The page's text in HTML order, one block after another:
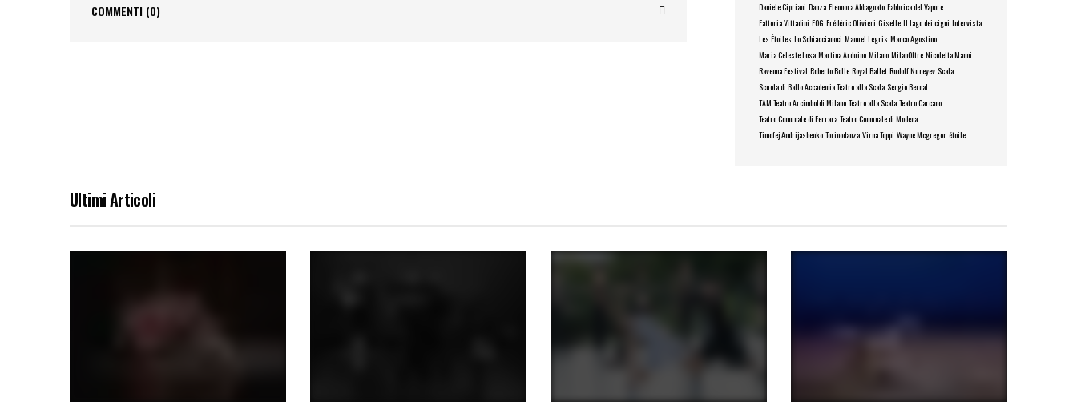
COMMENTI (0)
Daniele Cipriani Danza Eleonora Abbagnato Fabbrica del Vapore
Fattoria Vittadini FOG Frédéric Olivieri Giselle Il lago dei cigni Intervista
Les Étoiles Lo Schiaccianoci Manuel Legris Marco Agostino
Maria Celeste Losa Martina Arduino Milano MilanOltre Nicoletta Manni
Ravenna Festival Roberto Bolle Royal Ballet Rudolf Nureyev Scala
Scuola di Ballo Accademia Teatro alla Scala Sergio Bernal
TAM Teatro Arcimboldi Milano Teatro alla Scala Teatro Carcano
Teatro Comunale di Ferrara Teatro Comunale di Modena
Timofej Andrijashenko Torinodanza Virna Toppi Wayne Mcgregor étoile
Ultimi Articoli